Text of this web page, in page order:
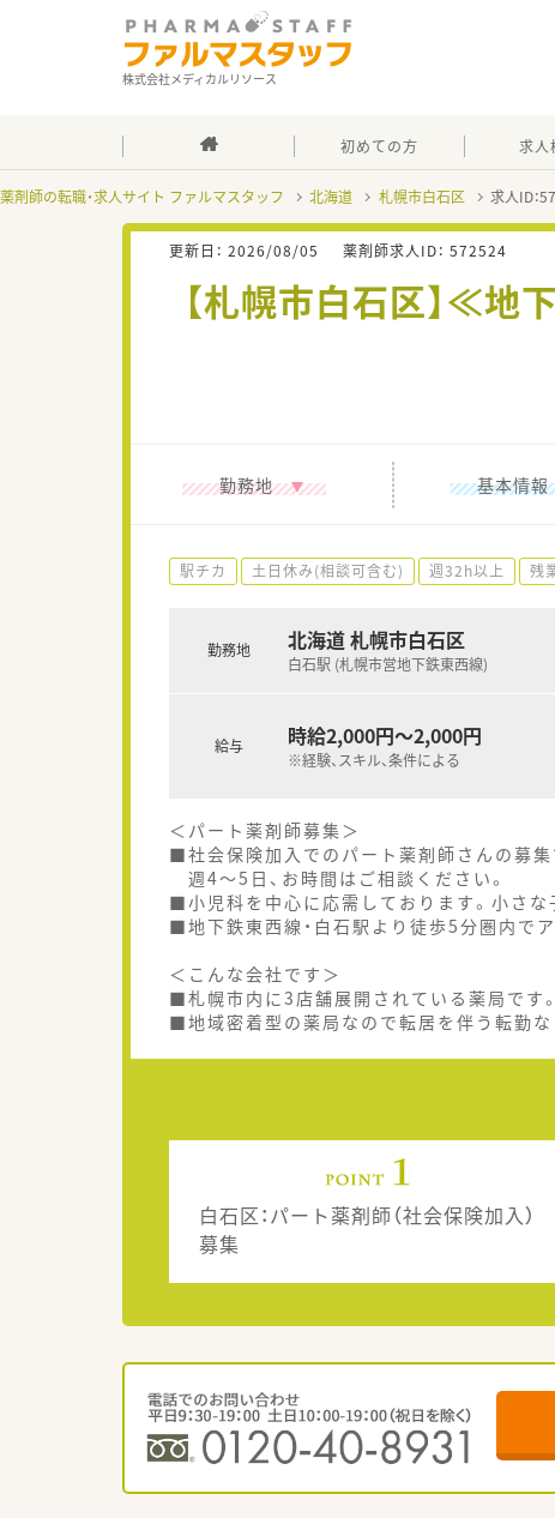
株式会社メディカルリソース
初めての方 求人
薬剤師の転職・求人サイト ファルマスタッフ 北海道 札幌市白石区 求人ID：
更新日： 2026/08/05 薬剤師求人ID： 572524
【札幌市白石区】≪
勤務地 基本情報
駅チカ 土日休み(相談可含む) 週32h以上 残
勤務地 北海道 札幌市白石区
白石駅 (札幌市営地下鉄東西線)
給与 時給2,000円～2,000円
※経験、スキル、条件による
＜パート薬剤師募集＞
■社会保険加入でのパート薬剤師さんの募集
週4～5日、お時間はご相談ください。
■小児科を中心に応需しております。小さな
■地下鉄東西線・白石駅より徒歩5分圏内で
＜こんな会社です＞
■札幌市内に3店舗展開されている薬局です。
■地域密着型の薬局なので転居を伴う転勤な
白石区：パート薬剤師（社会保険加入）
募集